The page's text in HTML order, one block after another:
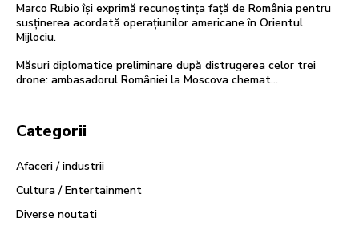
Marco Rubio își exprimă recunoștința față de România pentru
susținerea acordată operațiunilor americane în Orientul
Mijlociu.
Măsuri diplomatice preliminare după distrugerea celor trei
drone: ambasadorul României la Moscova chemat…
Categorii
Afaceri / industrii
Cultura / Entertainment
Diverse noutati